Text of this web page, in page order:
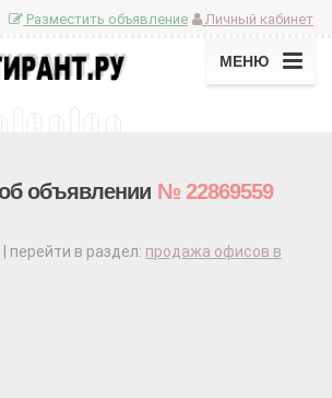
Личный кабинет
Разместить объявление
МЕНЮ
объявлении № 22869559
| перейти в раздел: продажа офисов в